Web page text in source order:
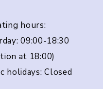
hours:
09:00-18:30
at 18:00)
holidays: Closed